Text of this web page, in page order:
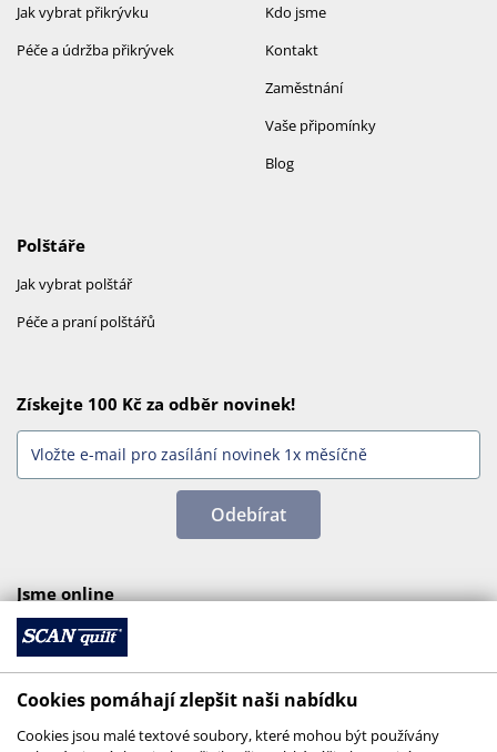
Kdo jsme
Kontakt
Zaměstnání
Vaše připomínky
Blog
Jak vybrat přikrývku
Péče a údržba přikrývek
Polštáře
Jak vybrat polštář
Péče a praní polštářů
Získejte 100 Kč za odběr novinek!
Odebírat
Jsme online
Cookies pomáhají zlepšit naši nabídku
Cookies jsou malé textové soubory, které mohou být používány